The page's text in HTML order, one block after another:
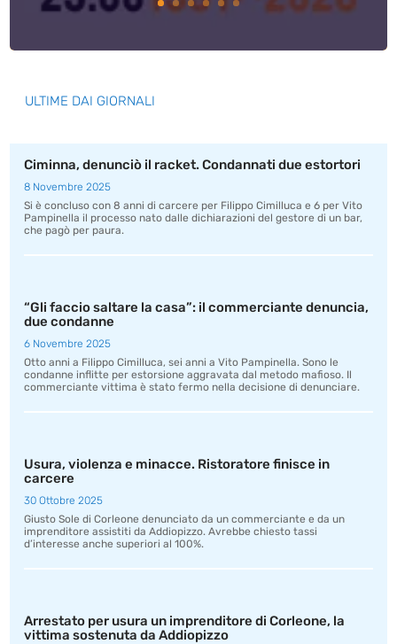
ULTIME DAI GIORNALI
Ciminna, denunciò il racket. Condannati due estortori
8 Novembre 2025
Si è concluso con 8 anni di carcere per Filippo Cimilluca e 6 per Vito
Pampinella il processo nato dalle dichiarazioni del gestore di un bar,
che pagò per paura.
“Gli faccio saltare la casa”: il commerciante denuncia,
due condanne
6 Novembre 2025
Otto anni a Filippo Cimilluca, sei anni a Vito Pampinella. Sono le
condanne inflitte per estorsione aggravata dal metodo mafioso. Il
commerciante vittima è stato fermo nella decisione di denunciare.
Usura, violenza e minacce. Ristoratore finisce in
carcere
30 Ottobre 2025
Giusto Sole di Corleone denunciato da un commerciante e da un
imprenditore assistiti da Addiopizzo. Avrebbe chiesto tassi
d’interesse anche superiori al 100%.
Arrestato per usura un imprenditore di Corleone, la
vittima sostenuta da Addiopizzo